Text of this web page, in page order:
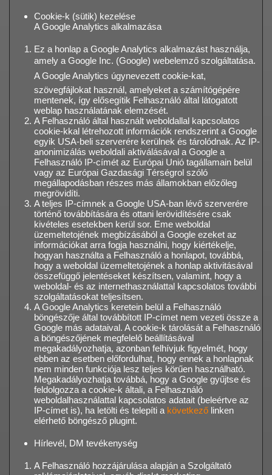
Cookie-k (sütik) kezelése
A Google Analytics alkalmazása
Ez a honlap a Google Analytics alkalmazást használja,
amely a Google Inc. (Google) webelemző szolgáltatása.
A Google Analytics úgynevezett cookie-kat,
szövegfájlokat használ, amelyeket a számítógépére
mentenek, így elősegítik Felhasználó által látogatott
weblap használatának elemzését.
A Felhasználó által használt weboldallal kapcsolatos
cookie-kkal létrehozott információk rendszerint a Google
egyik USA-beli szerverére kerülnek és tárolódnak. Az IP-
anonimizálás weboldali aktiválásával a Google a
Felhasználó IP-címét az Európai Unió tagállamain belül
vagy az Európai Gazdasági Térségrol szóló
megállapodásban részes más államokban előzőleg
megrövidíti.
A teljes IP-címnek a Google USA-ban lévő szerverére
történő továbbítására és ottani lerövidítésére csak
kivételes esetekben kerül sor. Eme weboldal
üzemeltetojének megbízásából a Google ezeket az
információkat arra fogja használni, hogy kiértékelje,
hogyan használta a Felhasználó a honlapot, továbbá,
hogy a weboldal üzemeltetojének a honlap aktivitásával
összefüggő jelentéseket készítsen, valamint, hogy a
weboldal- és az internethasználattal kapcsolatos további
szolgáltatásokat teljesítsen.
A Google Analytics keretein belül a Felhasználó
böngészője által továbbított IP-címet nem vezeti össze a
Google más adataival. A cookie-k tárolását a Felhasználó
a böngészőjének megfelelő beállításával
megakadályozhatja, azonban felhívjuk figyelmét, hogy
ebben az esetben előfordulhat, hogy ennek a honlapnak
nem minden funkciója lesz teljes körűen használható.
Megakadályozhatja továbbá, hogy a Google gyűjtse és
feldolgozza a cookie-k általi, a Felhasználó
weboldalhasználattal kapcsolatos adatait (beleértve az
IP-címet is), ha letölti és telepíti a következő linken
elérhető böngésző plugint.
Hírlevél, DM tevékenység
A Felhasználó hozzájárulása alapján a Szolgáltató